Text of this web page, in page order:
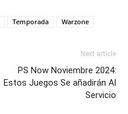
Temporada Warzone
Next article
PS Now Noviembre 2024:
Estos Juegos Se añadirán Al
Servicio